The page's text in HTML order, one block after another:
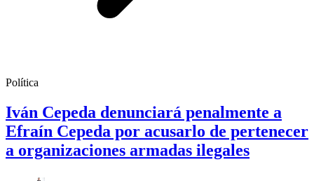
Política
Iván Cepeda denunciará penalmente a
Efraín Cepeda por acusarlo de pertenecer
a organizaciones armadas ilegales